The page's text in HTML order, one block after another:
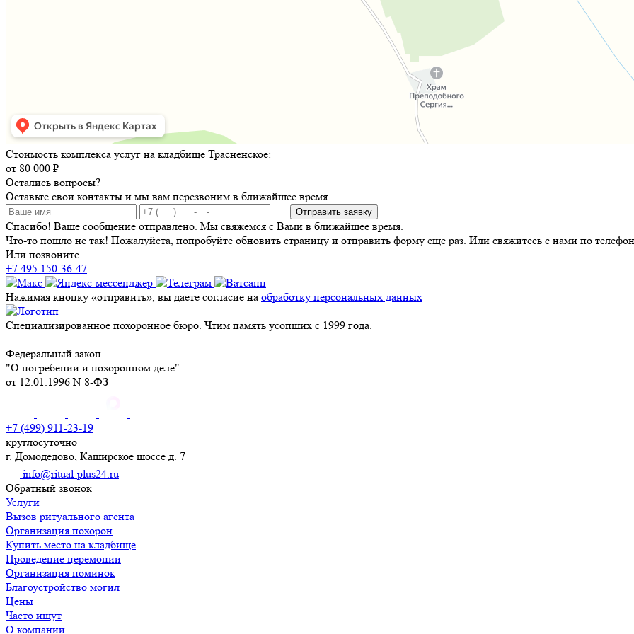
Стоимость комплекса услуг на кладбище Трасненское:
от 80 000 ₽
Остались вопросы?
Оставьте свои контакты и мы вам перезвоним в ближайшее время
Отправить заявку
Спасибо! Ваше сообщение отправлено. Мы свяжемся с Вами в ближайшее время.
Что-то пошло не так! Пожалуйста, попробуйте обновить страницу и отправить форму еще раз. Или свяжитесь с нами по
Или позвоните
+7 495 150-36-47
Нажимая кнопку «отправить», вы даете согласие на обработку персональных данных
Специализированное похоронное бюро. Чтим память усопших с 1999 года.
Федеральный закон
"О погребении и похоронном деле"
от 12.01.1996 N 8-ФЗ
+7 (499) 911-23-19
круглосуточно
г. Домодедово, Каширское шоссе д. 7
info@ritual-plus24.ru
Обратный звонок
Услуги
Вызов ритуального агента
Организация похорон
Купить место на кладбище
Проведение церемонии
Организация поминок
Благоустройство могил
Цены
Часто ищут
О компании